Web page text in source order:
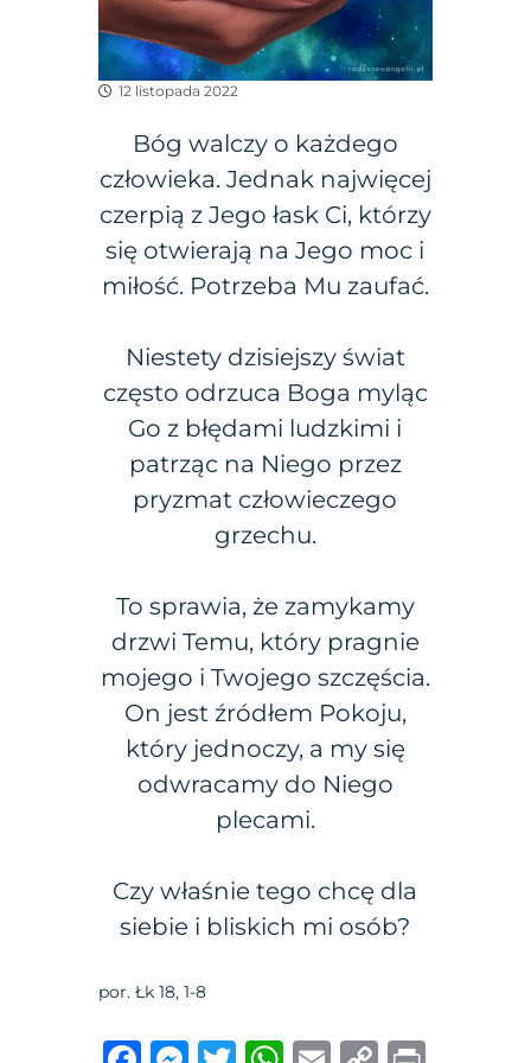
12 listopada 2022
Bóg walczy o każdego
człowieka. Jednak najwięcej
czerpią z Jego łask Ci, którzy
się otwierają na Jego moc i
miłość. Potrzeba Mu zaufać.
Niestety dzisiejszy świat
często odrzuca Boga myląc
Go z błędami ludzkimi i
patrząc na Niego przez
pryzmat człowieczego
grzechu.
To sprawia, że zamykamy
drzwi Temu, który pragnie
mojego i Twojego szczęścia.
On jest źródłem Pokoju,
który jednoczy, a my się
odwracamy do Niego
plecami.
Czy właśnie tego chcę dla
siebie i bliskich mi osób?
por. Łk 18, 1-8